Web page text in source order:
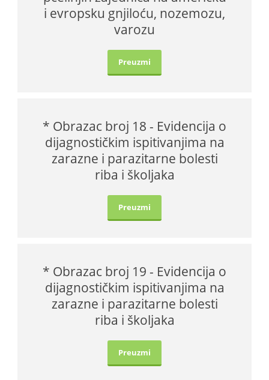
i evropsku gnjiloću, nozemozu,
varozu
Preuzmi
* Obrazac broj 18 - Evidencija o
dijagnostičkim ispitivanjima na
zarazne i parazitarne bolesti
riba i školjaka
Preuzmi
* Obrazac broj 19 - Evidencija o
dijagnostičkim ispitivanjima na
zarazne i parazitarne bolesti
riba i školjaka
Preuzmi